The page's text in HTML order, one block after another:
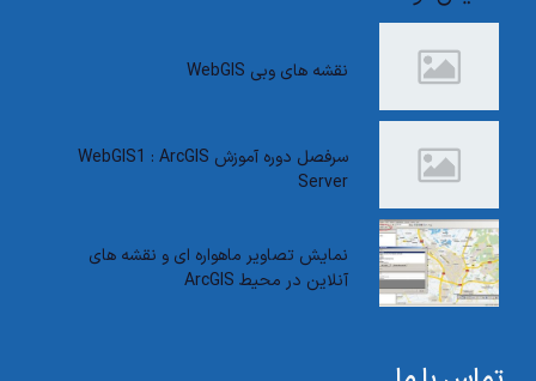
نقشه های وبی WebGIS
سرفصل دوره آموزش WebGIS1 : ArcGIS
Server
نمایش تصاویر ماهواره ای و نقشه های
آنلاین در محیط ArcGIS